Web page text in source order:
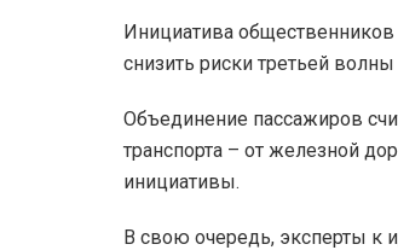
Инициатива общественников
снизить риски третьей
Объединение пассажиров
транспорта – от железной
инициативы.
В свою очередь, эксперты к